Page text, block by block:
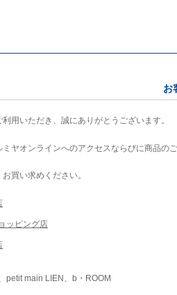
お
用いただき、誠にありがとうございます。
ヤオンラインへのアクセスならびに商品の
買い求めください。
ッピング店
petit main LIEN、b・ROOM